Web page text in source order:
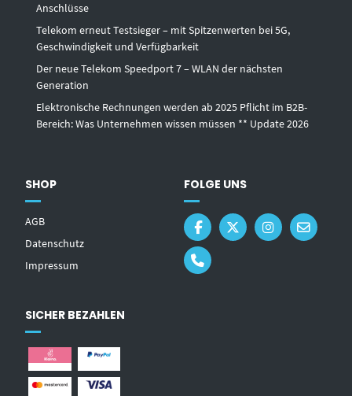
Anschlüsse
Telekom erneut Testsieger – mit Spitzenwerten bei 5G,
Geschwindigkeit und Verfügbarkeit
Der neue Telekom Speedport 7 – WLAN der nächsten
Generation
Elektronische Rechnungen werden ab 2025 Pflicht im B2B-
Bereich: Was Unternehmen wissen müssen ** Update 2026
SHOP
AGB
Datenschutz
Impressum
FOLGE UNS
SICHER BEZAHLEN